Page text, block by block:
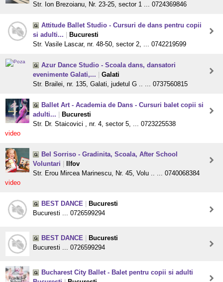
Str. Ion Brezoianu, Nr. 23-25, sector 1 ... 0724369846
Attitude Ballet Studio - Cursuri de dans pentru copii
si adulti...
Bucuresti
Str. Vasile Lascar, nr. 48-50, sector 2, ... 0742219599
Azur Dance Studio - Scoala dans, dansatori
evenimente Galati,...
Galati
Str. Brailei, nr. 135, Galati, judetul G .. ... 0737560815
Ballet Art - Academia de Dans - Cursuri balet copii si
adulti...
Bucuresti
Str. Dr. Staicovici , nr. 4, sector 5, ... 0723225538
video
Bel Sorriso - Gradinita, Scoala, After School
Voluntari
Ilfov
Str. Erou Mircea Marinescu, Nr. 45, Volu .. ... 0740068384
video
BEST DANCE
Bucuresti
Bucuresti ... 0726599294
BEST DANCE
Bucuresti
Bucuresti ... 0726599294
Bucharest City Ballet - Balet pentru copii si adulti